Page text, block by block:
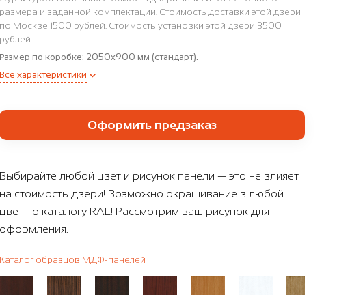
размера и заданной комплектации. Стоимость доставки этой двери
по Москве 1500 рублей. Стоимость установки этой двери 3500
рублей.
Размер по коробке: 2050x900 мм (стандарт).
Все характеристики
Оформить предзаказ
Выбирайте любой цвет и рисунок панели — это не влияет
на стоимость двери! Возможно окрашивание в любой
цвет по каталогу RAL! Рассмотрим ваш рисунок для
оформления.
Каталог образцов МДФ-панелей